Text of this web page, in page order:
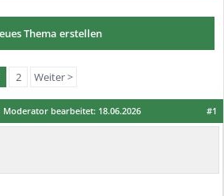
Thema erstellen
2 Weiter >
#1
Moderator bearbeitet: 18.06.2026